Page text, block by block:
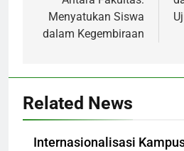
Menyatukan Siswa
dalam Kegembiraan
Related News
Internasionalisasi